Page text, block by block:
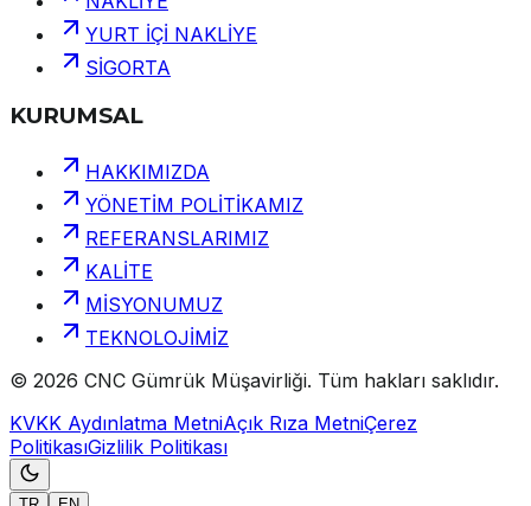
YURT İÇİ NAKLİYE
SİGORTA
KURUMSAL
HAKKIMIZDA
YÖNETİM POLİTİKAMIZ
REFERANSLARIMIZ
KALİTE
MİSYONUMUZ
TEKNOLOJİMİZ
© 2026 CNC Gümrük Müşavirliği. Tüm hakları saklıdır.
KVKK Aydınlatma MetniAçık Rıza MetniÇerez
PolitikasıGizlilik Politikası